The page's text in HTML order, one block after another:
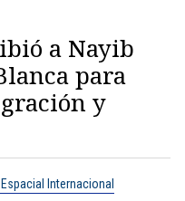
a Nayib
para
y
Internacional